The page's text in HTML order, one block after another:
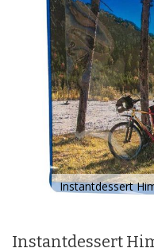
Instantdessert
der
Instantdessert